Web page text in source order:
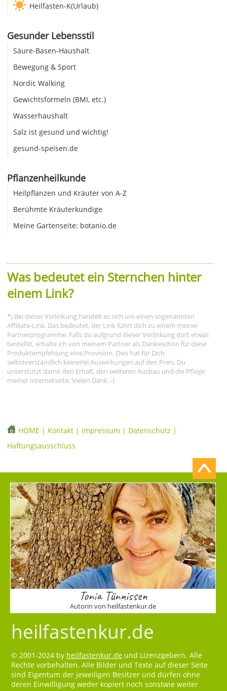
Heilfasten-K(Urlaub)
Gesunder Lebensstil
Säure-Basen-Haushalt
Bewegung & Sport
Nordic Walking
Gewichtsformeln (BMI, etc.)
Wasserhaushalt
Salz ist gesund und wichtig!
gesund-speisen.de
Pflanzenheilkunde
Heilpflanzen und Kräuter von A-Z
Berühmte Kräuterkundige
Meine Gartenseite: botanio.de
Was bedeutet ein Sternchen hinter
einem Link?
*) Bei dieser Verlinkung handelt es sich um einen sogenannten
Affiliate-Link. Das bedeutet, der Link führt dich zu einem meiner
Partnerprogramme. Falls du aufgrund dieser Verlinkung dort etwas
bestellst, erhalte ich von meinem Partner als Dankeschön für diese
Produktempfehlung eine Provision. Dies hat für Dich
selbstverständlich keinerlei Auswirkungen auf den Preis. Du
unterstützt damit den Erhalt, den weiteren Ausbau und die Pflege
meiner Internetseite. Vielen Dank :-)
HOME | Kontakt | Impressum | Datenschutz |
Haftungsausschluss
Tonia Tünnissen
Autorin von heilfastenkur.de
heilfastenkur.de
© 2001-2024 by heilfastenkur.de und Lizenzgebern. Alle
Rechte vorbehalten. Alle Bilder und Texte auf dieser Seite
sind Eigentum der jeweiligen Besitzer und dürfen ohne
deren Einwilligung weder kopiert noch sonstwie weiter